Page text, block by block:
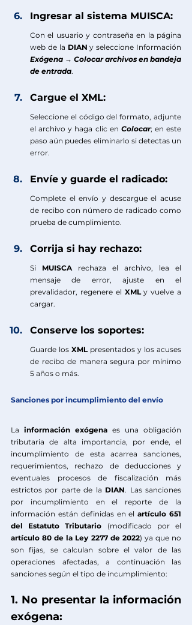
Ingresar al sistema MUISCA:
Con el usuario y contraseña en la página
web de la DIAN
Exógena → Colocar archivos en bandeja
de entrada.
Cargue el XML:
Seleccione el código del formato, adjunte
el archivo y haga clic en Colocar; en este
paso aún puedes eliminarlo si detectas un
error.
Envíe y guarde el radicado:
Complete el envío y descargue el acuse
de recibo con número de radicado como
prueba de cumplimiento.
Corrija si hay rechazo:
Si MUISCA rechaza el archivo, lea el
mensaje de error, ajuste en el
prevalidador, regenere el XML y vuelve a
cargar.
Conserve los soportes:
Guarde los XML presentados y los acuses
de recibo de manera segura por mínimo
5 años o más.
Sanciones por incumplimiento del envío
La información exógena es una obligación
tributaria de alta importancia, por ende, el
incumplimiento de esta acarrea sanciones,
requerimientos, rechazo de deducciones y
eventuales procesos de fiscalización más
estrictos por parte de la DIAN. Las sanciones
por incumplimiento en el reporte de la
información están definidas en el artículo 651
del Estatuto Tributario
artículo 80 de la Ley 2277 de 2022) ya que no
son fijas, se calculan sobre el valor de las
operaciones afectadas, a continuación las
sanciones según el tipo de incumplimiento:
1. No presentar la información
exógena: